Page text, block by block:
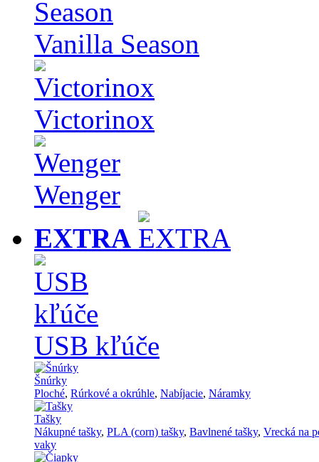
Vanilla Season
Victorinox
Wenger
EXTRA
USB kľúče
Šnúrky
Ploché, Rúrkové a okrúhle, Nabíjacie, Náramky
Tašky
Nákupné tašky, PLA (corn) tašky, Bavlnené tašky, Vrecká na
vaky